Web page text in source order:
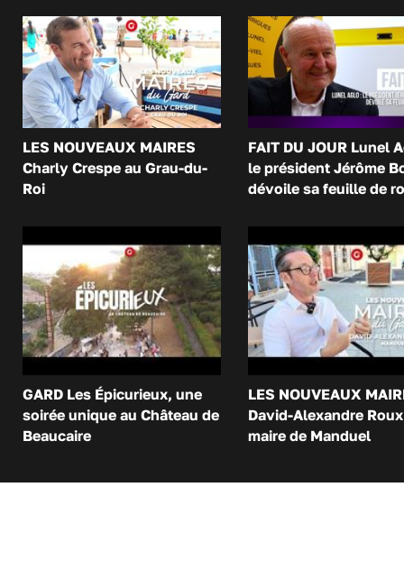
LES NOUVEAUX MAIRES
Charly Crespe au Grau-du-
Roi
FAIT DU JOUR Lunel
le président Jérôme
dévoile sa feuille de
GARD Les Épicurieux, une
soirée unique au Château de
Beaucaire
LES NOUVEAUX
David-Alexandre
maire de Manduel